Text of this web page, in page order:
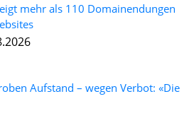
mehr als 110 Domainendungen
Aufstand – wegen Verbot: «Die